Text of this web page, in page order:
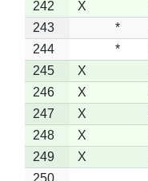
242
X
243
*
244
*
245
X
246
X
247
X
248
X
249
X
250